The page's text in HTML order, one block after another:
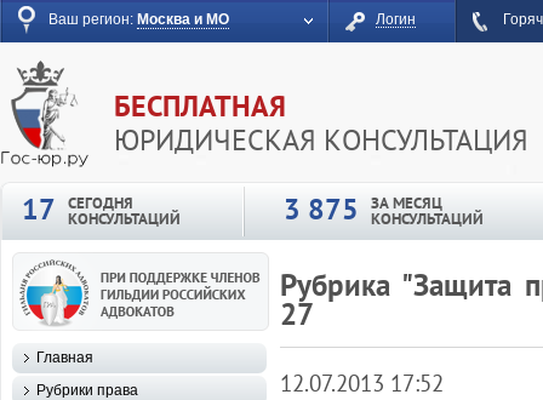
Ваш регион: Москва и МО Логин
БЕСПЛАТНАЯ
ЮРИДИЧЕСКАЯ КОНСУЛЬТАЦИЯ
17
СЕГОДНЯ
КОНСУЛЬТАЦИЙ 3 875 ЗА МЕСЯЦ
КОНСУЛЬТАЦИЙ
Рубрика "Защита
27
12.07.2013 17:52
Главная
Рубрики права